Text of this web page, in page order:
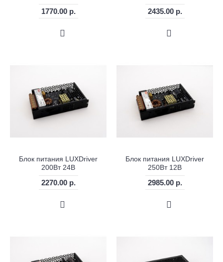
1770.00 р. 2435.00 р.
Блок питания LUXDriver
200Вт 24В
2270.00 р.
Блок питания LUXDriver
250Вт 12В
2985.00 р.